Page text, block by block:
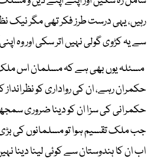
رہیں، یہی درست طرز فکر تھی مگر نیک
سے یہ کڑوی گولی نہیں اتر سکی اور وہ
مسئلہ یوں بھی ہے کہ مسلمان اس
حکمران رہے، ان کی رواداری کو
حکمرانی کی سزا ان کو دینا ضروری
جب ملک تقسیم ہوا تو مسلمانوں کی
اب ان کا ہندوستان سے کوئی لینا دینا